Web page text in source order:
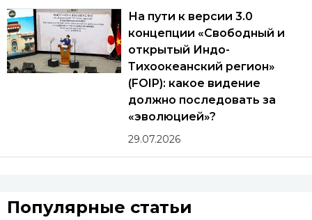
На пути к версии 3.0
концепции «Свободный и
открытый Индо-
Тихоокеанский регион»
(FOIP): какое видение
должно последовать за
«эволюцией»?
29.07.2026
Популярные статьи